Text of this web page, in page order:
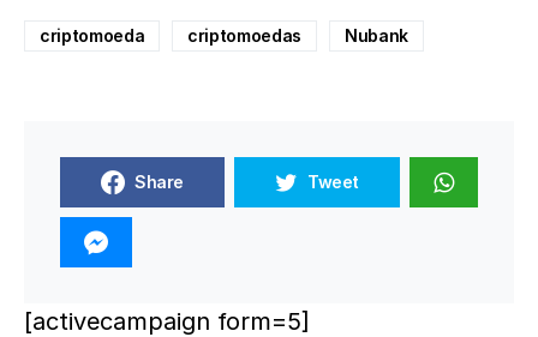
criptomoeda criptomoedas Nubank
Share Tweet
[activecampaign form=5]